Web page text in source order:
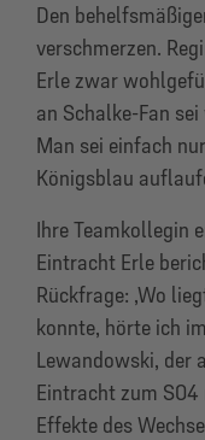
Den
verschmerzen.
Erle zwar
an Schalke-Fan
Man sei einfach
Königsblau
Ihre Teamkollegin
Eintracht Erle
Rückfrage: ,Wo
konnte, hörte ich
Lewandowski, der
Eintracht zum
Effekte des